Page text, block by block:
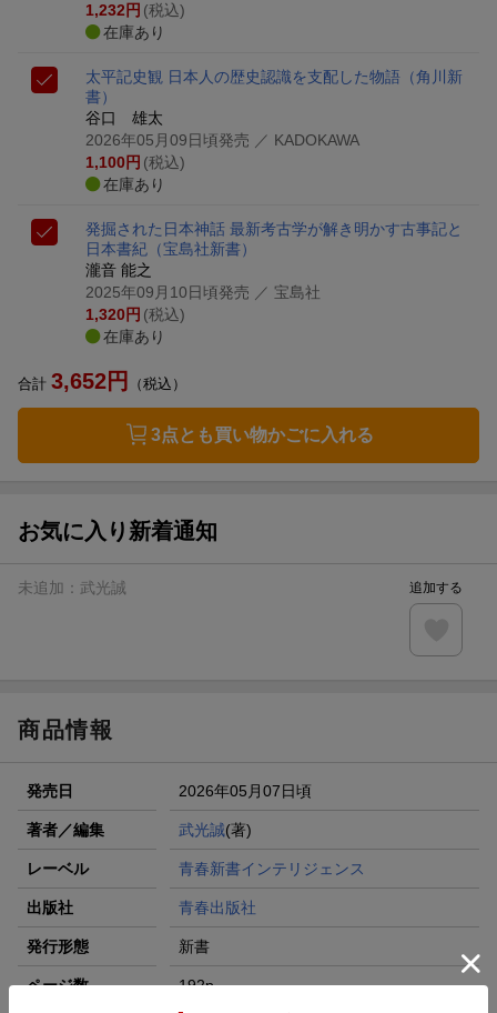
1,232円 (税込)
在庫あり
太平記史観 日本人の歴史認識を支配した物語 （角川新
書）
谷口 雄太
2026年05月09日頃発売 ／ KADOKAWA
1,100円 (税込)
在庫あり
発掘された日本神話 最新考古学が解き明かす古事記と
日本書紀 （宝島社新書）
瀧音 能之
2025年09月10日頃発売 ／ 宝島社
1,320円 (税込)
在庫あり
合計 3,652円 （税込）
3点とも買い物かごに入れる
お気に入り新着通知
未追加： 武光誠 追加する
商品情報
発売日 2026年05月07日頃
著者／編集 武光誠(著)
レーベル 青春新書インテリジェンス
出版社 青春出版社
発行形態 新書
ページ数 192p